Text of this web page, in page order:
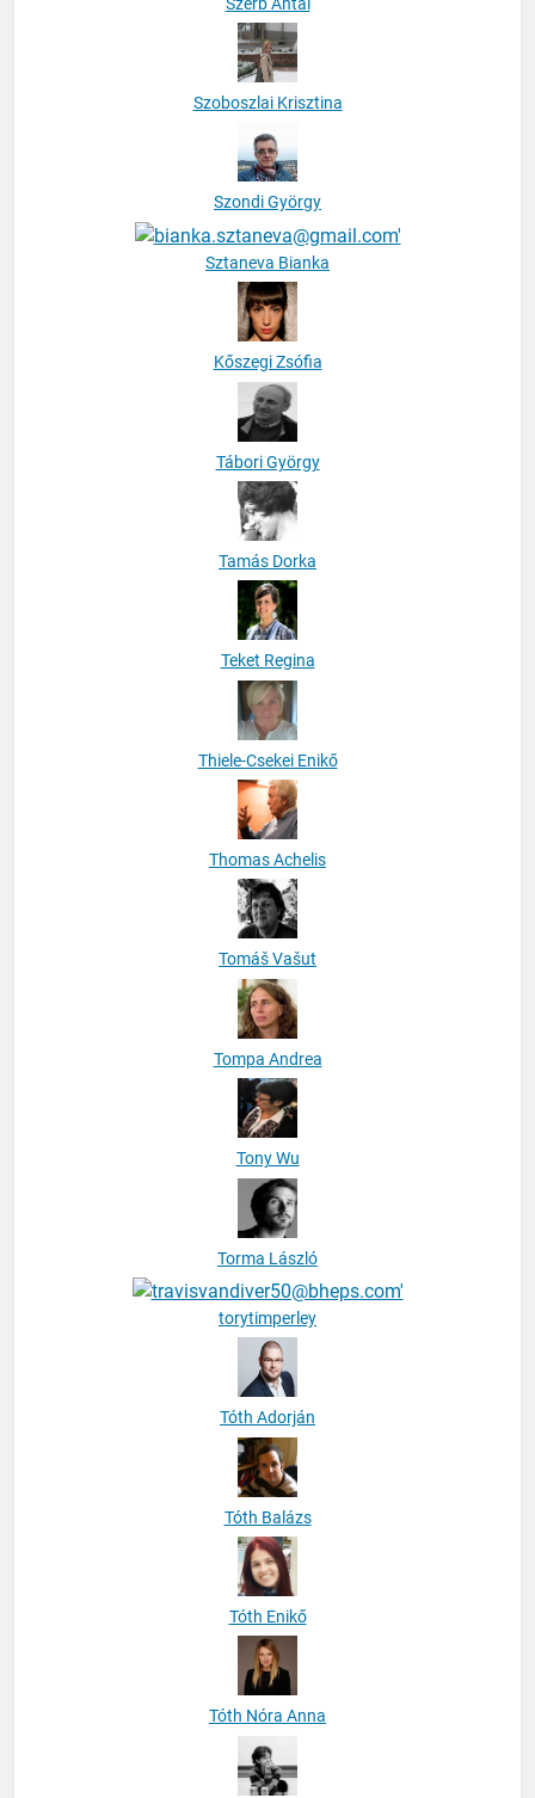
Szoboszlai Krisztina
Szondi György
Kőszegi Zsófia
Tábori György
Tamás Dorka
Teket Regina
Thiele-Csekei Enikő
Thomas Achelis
Tomáš Vašut
Tompa Andrea
Tony Wu
Torma László
Tóth Adorján
Tóth Balázs
Tóth Enikő
Tóth Nóra Anna
Turóczi Ildikó